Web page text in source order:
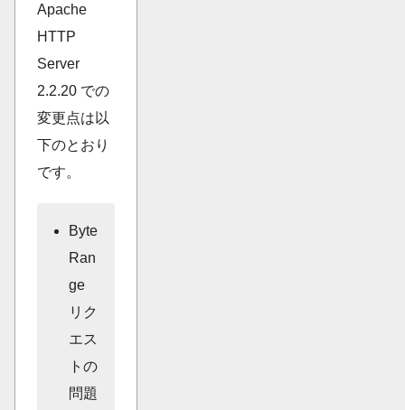
Apache
HTTP
Server
2.2.20 での
変更点は以
下のとおり
です。
Byte
Ran
ge
リク
エス
トの
問題